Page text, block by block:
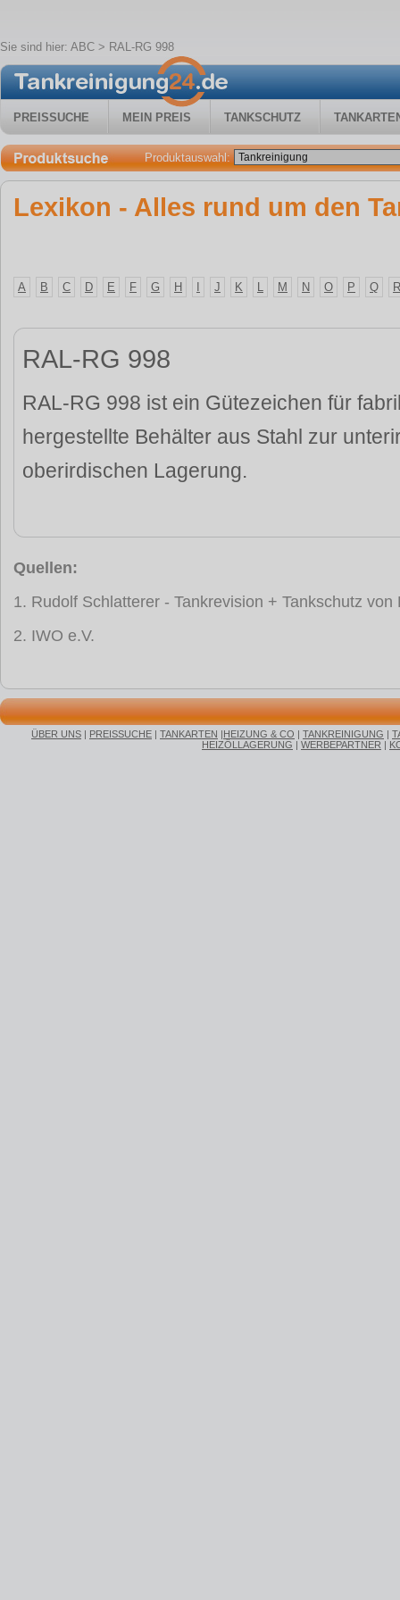
Sie sind hier: ABC > RAL-RG 998
PREISSUCHE MEIN PREIS TANKSCHUTZ
Produktauswahl:
Lexikon - Alles rund um den
A B C D E F G H J K L M N O P Q R
RAL-RG 998
RAL-RG 998 ist ein Gütezeichen für
hergestellte Behälter aus Stahl zur
oberirdischen Lagerung.
Quellen:
1. Rudolf Schlatterer - Tankrevision + Tankschutz
2. IWO e.V.
ÜBER UNS | PREISSUCHE | TANKARTEN |HEIZUNG & CO | TANKREINIGUNG |
HEIZÖLLAGERUNG | WERBEPARTNER |